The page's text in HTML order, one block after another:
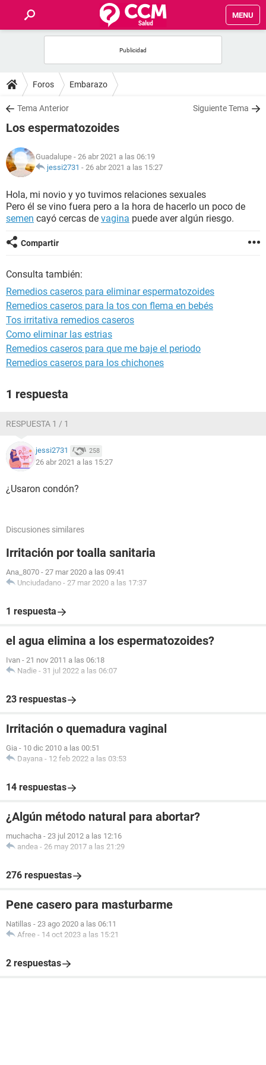
MENU
FOROS
SALUD
NUTRICIÓN
BIENESTAR
Foros Embarazo
Tema Anterior Siguiente Tema
Los espermatozoides
Guadalupe - 26 abr 2021 a las 06:19
jessi2731 - 26 abr 2021 a las 15:27
Hola, mi novio y yo tuvimos relaciones sexuales
Pero él se vino fuera pero a la hora de hacerlo un poco de
semen cayó cercas de vagina puede aver algún riesgo.
Compartir
Consulta también:
Remedios caseros para eliminar espermatozoides
Remedios caseros para la tos con flema en bebés
Tos irritativa remedios caseros
Como eliminar las estrias
Remedios caseros para que me baje el periodo
Remedios caseros para los chichones
1 respuesta
RESPUESTA 1 / 1
jessi2731 258
26 abr 2021 a las 15:27
¿Usaron condón?
Discusiones similares
Irritación por toalla sanitaria
Ana_8070 - 27 mar 2020 a las 09:41
Unciudadano - 27 mar 2020 a las 17:37
1 respuesta
el agua elimina a los espermatozoides?
Ivan - 21 nov 2011 a las 06:18
Nadie - 31 jul 2022 a las 06:07
23 respuestas
Irritación o quemadura vaginal
Gia - 10 dic 2010 a las 00:51
Dayana - 12 feb 2022 a las 03:53
14 respuestas
¿Algún método natural para abortar?
muchacha - 23 jul 2012 a las 12:16
andea - 26 may 2017 a las 21:29
276 respuestas
Pene casero para masturbarme
Natillas - 23 ago 2020 a las 06:11
Afree - 14 oct 2023 a las 15:21
2 respuestas